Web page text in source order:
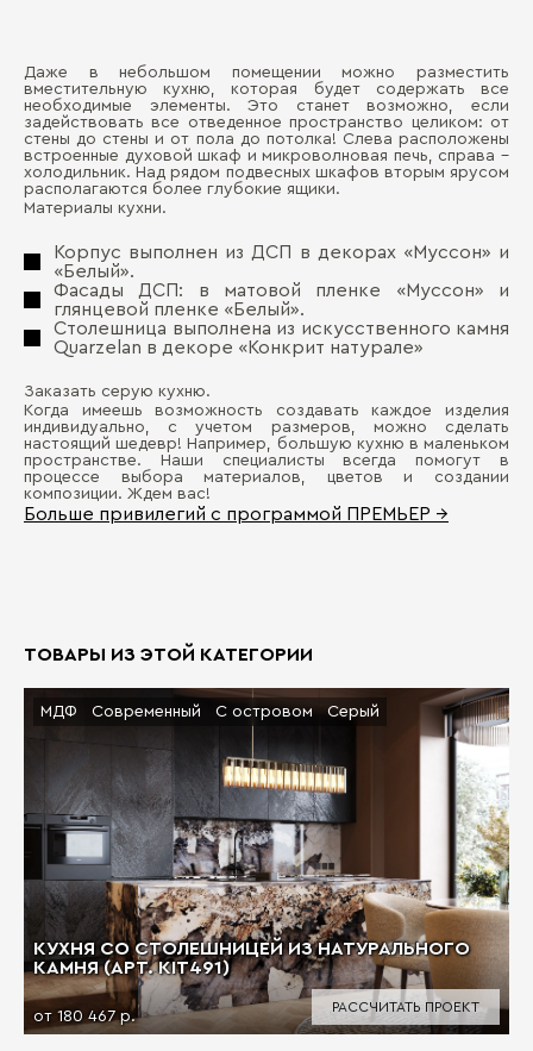
Даже в небольшом помещении можно разместить
вместительную кухню, которая будет содержать все
необходимые элементы. Это станет возможно, если
задействовать все отведенное пространство целиком: от
стены до стены и от пола до потолка! Слева расположены
встроенные духовой шкаф и микроволновая печь, справа –
холодильник. Над рядом подвесных шкафов вторым ярусом
располагаются более глубокие ящики.
Материалы кухни.
Корпус выполнен из ДСП в декорах «Муссон» и
«Белый».
Фасады ДСП: в матовой пленке «Муссон» и
глянцевой пленке «Белый».
Столешница выполнена из искусственного камня
Quarzelan в декоре «Конкрит натурале»
Заказать серую кухню.
Когда имеешь возможность создавать каждое изделия
индивидуально, с учетом размеров, можно сделать
настоящий шедевр! Например, большую кухню в маленьком
пространстве. Наши специалисты всегда помогут в
процессе выбора материалов, цветов и создании
композиции. Ждем вас!
Больше привилегий с программой ПРЕМЬЕР →
ТОВАРЫ ИЗ ЭТОЙ КАТЕГОРИИ
КУХНЯ СО СТОЛЕШНИЦЕЙ ИЗ НАТУРАЛЬНОГО
КАМНЯ (АРТ. KIT491)
от 180 467 р.
МДФ Современный С островом Серый
РАССЧИТАТЬ ПРОЕКТ